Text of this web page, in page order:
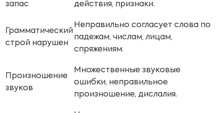
запас
действия, признаки.
Грамматический
строй нарушен
Неправильно согласует слова по
падежам, числам, лицам,
спряжениям.
Произношение
звуков
Множественные звуковые
ошибки, неправильное
произношение, дислалия.